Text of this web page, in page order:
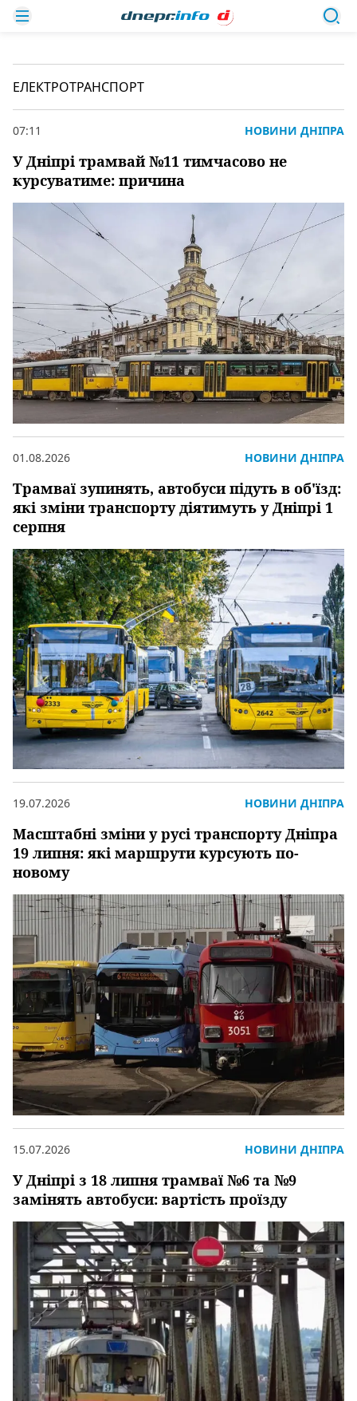
ЕЛЕКТРОТРАНСПОРТ
У Дніпрі трамвай №11 тимчасово не
курсуватиме: причина
07:11 НОВИНИ ДНІПРА
Трамваї зупинять, автобуси підуть в об'їзд:
які зміни транспорту діятимуть у Дніпрі 1
серпня
01.08.2026 НОВИНИ ДНІПРА
Масштабні зміни у русі транспорту Дніпра
19 липня: які маршрути курсують по-
новому
19.07.2026 НОВИНИ ДНІПРА
У Дніпрі з 18 липня трамваї №6 та №9
замінять автобуси: вартість проїзду
15.07.2026 НОВИНИ ДНІПРА